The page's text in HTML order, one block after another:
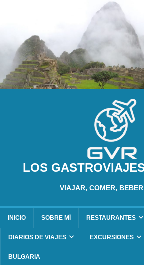
LOS
VIAJAR, COMER,
INICIO SOBRE MÍ RESTAURANTES
DIARIOS DE VIAJES EXCURSIONES
BULGARIA